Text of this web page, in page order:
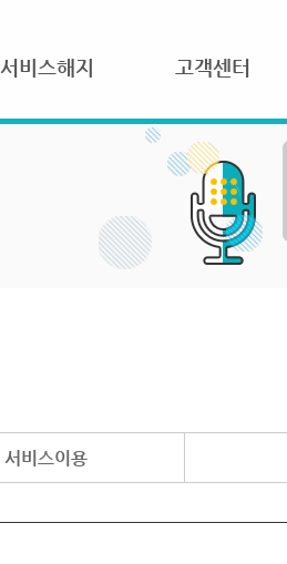
서비스해지 고객센터
서비스이용